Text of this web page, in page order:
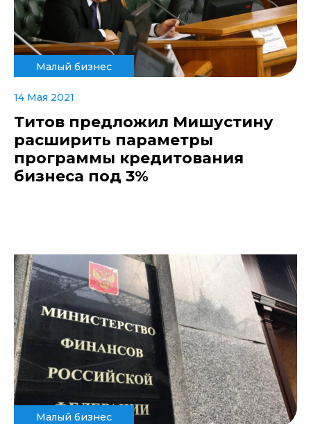
Малый бизнес
14 Мая 2021
Титов предложил Мишустину
расширить параметры
программы кредитования
бизнеса под 3%
Малый бизнес